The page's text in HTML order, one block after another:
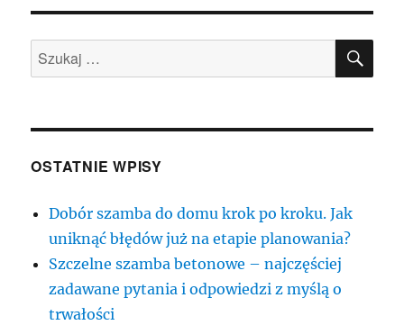
Szukaj:
OSTATNIE WPISY
Dobór szamba do domu krok po kroku. Jak
uniknąć błędów już na etapie planowania?
Szczelne szamba betonowe – najczęściej
zadawane pytania i odpowiedzi z myślą o
trwałości